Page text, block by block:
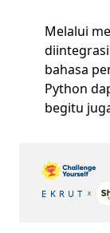
Melalui
bahasa
Python
begitu